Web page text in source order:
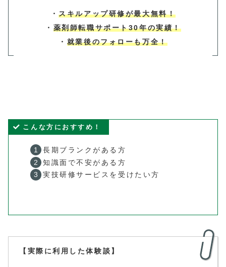
・スキルアップ研修が最大無料！
・ 薬剤師転職サポート30年の実績！
・ 就業後のフォローも万全！
こんな方におすすめ！
長期ブランクがある方
知識面で不安がある方
実技研修サービスを受けたい方
【実際に利用した体験談】